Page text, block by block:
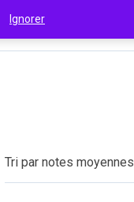
Tri par notes moyennes
Ignorer